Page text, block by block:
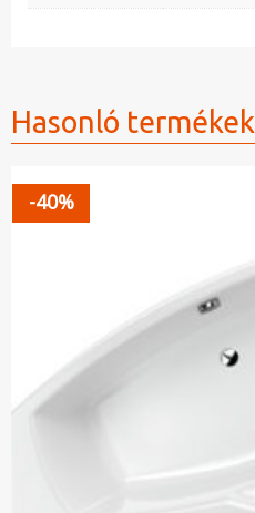
Hasonló termékek
-40%